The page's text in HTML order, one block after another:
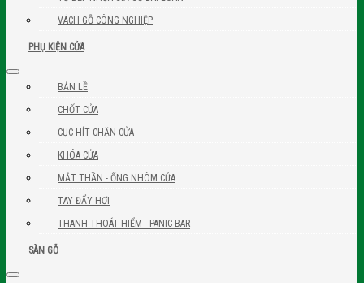
VÁCH GỖ CÔNG NGHIỆP
PHỤ KIỆN CỬA
BẢN LỀ
CHỐT CỬA
CỤC HÍT CHẶN CỬA
KHÓA CỬA
MẮT THẦN - ỐNG NHÒM CỬA
TAY ĐẨY HƠI
THANH THOÁT HIỂM - PANIC BAR
SÀN GỖ